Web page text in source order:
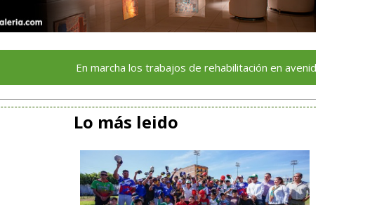
En marcha los trabajos de rehabilitación en avenida 20 de Noviembre; habrá
Lo más leido